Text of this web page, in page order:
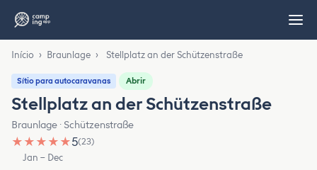
Início › Braunlage › Stellplatz an der Schützenstraße
Sítio para autocaravanas Abrir
Stellplatz an der Schützenstraße
Braunlage · Schützenstraße
★ ★ ★ ★ ★5(23)
Jan – Dec